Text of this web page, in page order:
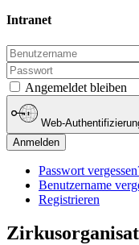
Intranet
Angemeldet bleiben
Web-
Anmelden
Passwort
Benutzername
Registrieren